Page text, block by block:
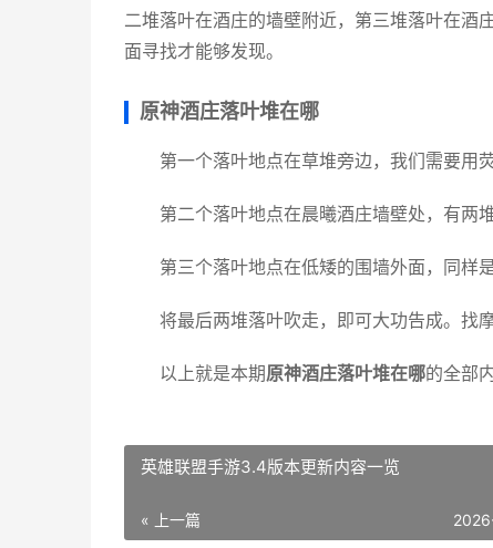
二堆落叶在酒庄的墙壁附近，第三堆落叶在酒
面寻找才能够发现。
原神酒庄落叶堆在哪
第一个落叶地点在草堆旁边，我们需要用
第二个落叶地点在晨曦酒庄墙壁处，有两
第三个落叶地点在低矮的围墙外面，同样
将最后两堆落叶吹走，即可大功告成。找
以上就是本期原神酒庄落叶堆在哪的全部
英雄联盟手游3.4版本更新内容一览
« 上一篇